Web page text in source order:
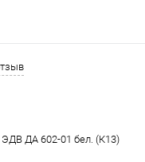
ЭДВ ДА 602-01 бел. (К13)